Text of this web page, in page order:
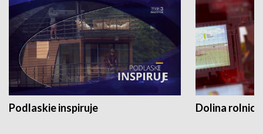
Podlaskie inspiruje Dolina